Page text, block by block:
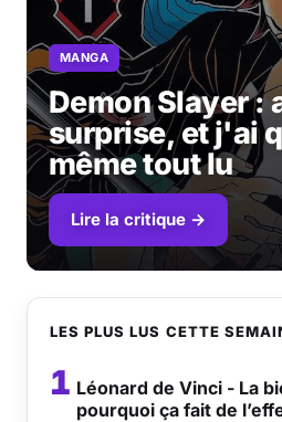
MANGA
Demon Slayer :
surprise, et j'ai
même tout lu
Lire la critique →
LES PLUS LUS CETTE
1 Léonard de Vinci - La
pourquoi ça fait de